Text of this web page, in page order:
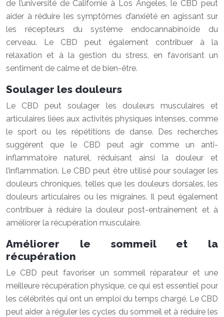
de l’université de Californie à Los Angeles, le CBD peut
aider à réduire les symptômes d’anxiété en agissant sur
les récepteurs du système endocannabinoïde du
cerveau. Le CBD peut également contribuer à la
relaxation et à la gestion du stress, en favorisant un
sentiment de calme et de bien-être.
Soulager les douleurs
Le CBD peut soulager les douleurs musculaires et
articulaires liées aux activités physiques intenses, comme
le sport ou les répétitions de danse. Des recherches
suggèrent que le CBD peut agir comme un anti-
inflammatoire naturel, réduisant ainsi la douleur et
l’inflammation. Le CBD peut être utilisé pour soulager les
douleurs chroniques, telles que les douleurs dorsales, les
douleurs articulaires ou les migraines. Il peut également
contribuer à réduire la douleur post-entraînement et à
améliorer la récupération musculaire.
Améliorer le sommeil et la
récupération
Le CBD peut favoriser un sommeil réparateur et une
meilleure récupération physique, ce qui est essentiel pour
les célébrités qui ont un emploi du temps chargé. Le CBD
peut aider à réguler les cycles du sommeil et à réduire les